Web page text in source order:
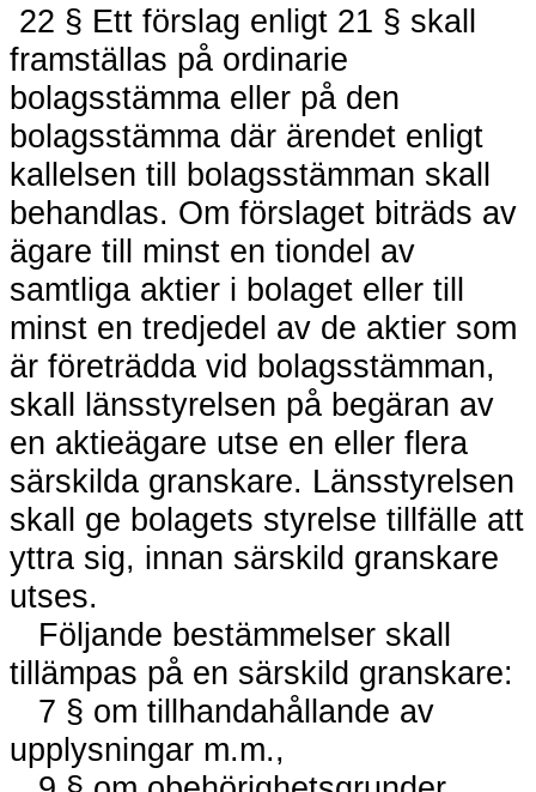
22 § Ett förslag enligt 21 § skall
framställas på ordinarie
bolagsstämma eller på den
bolagsstämma där ärendet enligt
kallelsen till bolagsstämman skall
behandlas. Om förslaget biträds av
ägare till minst en tiondel av
samtliga aktier i bolaget eller till
minst en tredjedel av de aktier som
är företrädda vid bolagsstämman,
skall länsstyrelsen på begäran av
en aktieägare utse en eller flera
särskilda granskare. Länsstyrelsen
skall ge bolagets styrelse tillfälle att
yttra sig, innan särskild granskare
utses.
Följande bestämmelser skall
tillämpas på en särskild granskare:
7 § om tillhandahållande av
upplysningar m.m.,